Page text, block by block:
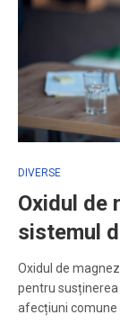
DIVERSE
Oxidul de
sistemul
Oxidul de
pentru
afecțiuni comune